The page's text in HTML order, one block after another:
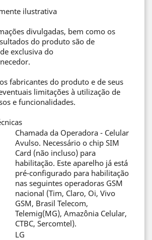
ilustrativa
divulgadas, bem como os
do produto são de
exclusiva do
fabricantes do produto e de seus
limitações à utilização de
e funcionalidades.
Chamada da Operadora - Celular
Avulso. Necessário o chip SIM
Card (não incluso) para
habilitação. Este aparelho já está
pré-configurado para habilitação
nas seguintes operadoras GSM
nacional (Tim, Claro, Oi, Vivo
GSM, Brasil Telecom,
Telemig(MG), Amazônia Celular,
CTBC, Sercomtel).
LG